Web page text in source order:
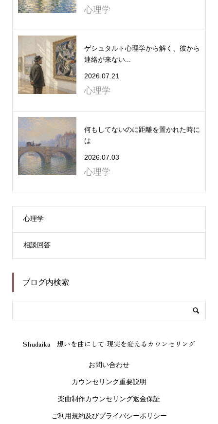
心理学
ゲシュタルト心理学から解く、彼から
連絡が来ない...
2026.07.21
心理学
何もしてないのに距離を置かれた時に
は
2026.07.03
心理学
心理学
相談回答
ブログ内検索
Shudaika 想いを曲にして 現実を変えるカウンセリング
お問い合わせ
カウンセリング重要説明
楽曲制作カウンセリング返金保証
ご利用規約及びプライバシーポリシー